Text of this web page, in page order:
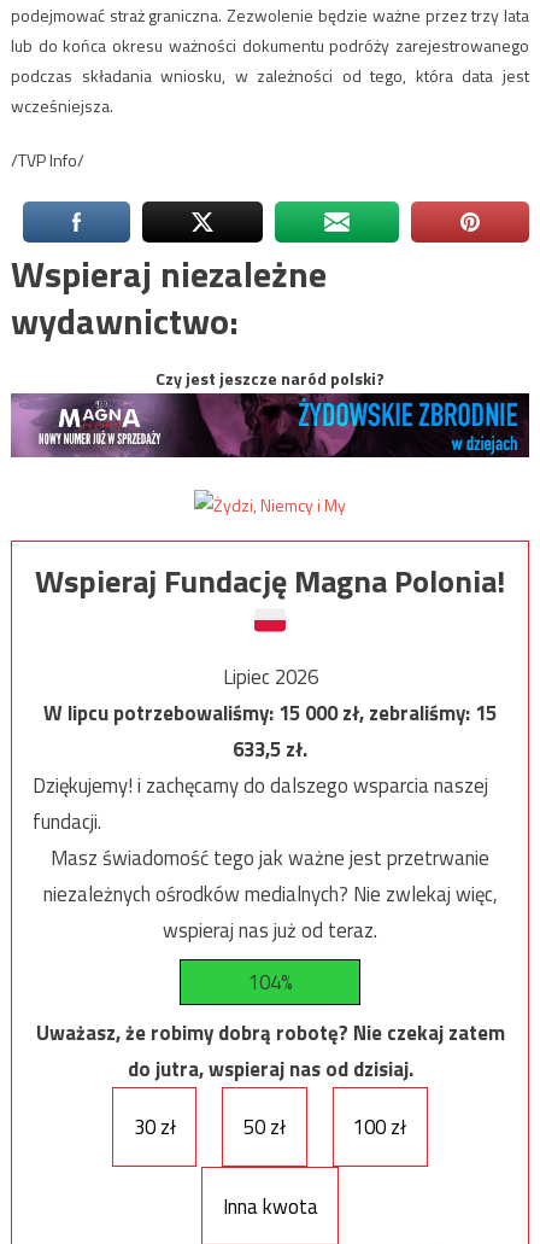
podejmować straż graniczna. Zezwolenie będzie ważne przez trzy lata
lub do końca okresu ważności dokumentu podróży zarejestrowanego
podczas składania wniosku, w zależności od tego, która data jest
wcześniejsza.
/TVP Info/
Wspieraj niezależne
wydawnictwo:
Czy jest jeszcze naród polski?
Wspieraj Fundację Magna Polonia!
Lipiec 2026
W lipcu potrzebowaliśmy:15 000zł, zebraliśmy:15
633,5zł.
Dziękujemy! i zachęcamy do dalszego wsparcia naszej
fundacji.
Masz świadomość tego jak ważne jest przetrwanie
niezależnych ośrodków medialnych? Nie zwlekaj więc,
wspieraj nas już od teraz.
104%
Uważasz, że robimy dobrą robotę? Nie czekaj zatem
do jutra, wspieraj nas od dzisiaj.
30 zł
50 zł 100 zł
Inna kwota